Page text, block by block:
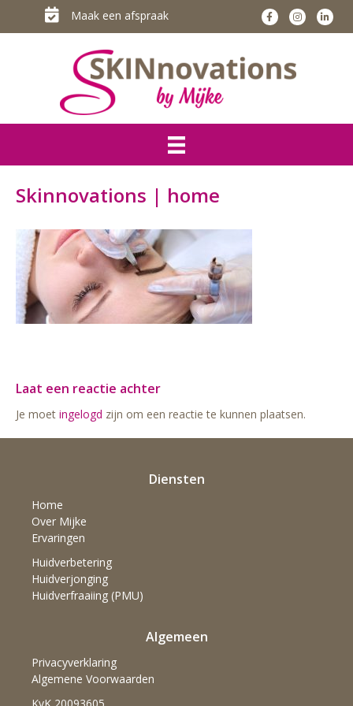
Maak een afspraak
Skinnovations | home
Laat een reactie achter
Je moet ingelogd zijn om een reactie te kunnen plaatsen.
Diensten
Home
Over Mijke
Ervaringen
Huidverbetering
Huidverjonging
Huidverfraaiing (PMU)
Algemeen
Privacyverklaring
Algemene Voorwaarden